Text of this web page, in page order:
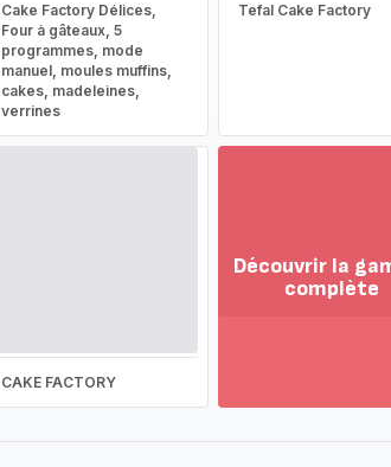
Cake Factory Délices,
Four à gâteaux, 5
programmes, mode
manuel, moules muffins,
cakes, madeleines,
verrines
Tefal Cake Factory
CAKE FACTORY
Découvrir la
complète
la